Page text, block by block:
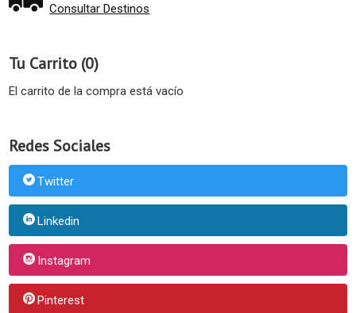
Consultar Destinos
Tu Carrito (0)
El carrito de la compra está vacío
Redes Sociales
Twitter
Linkedin
Instagram
Pinterest